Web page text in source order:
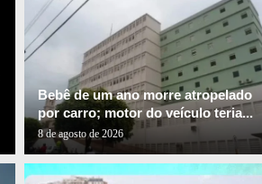
Bebê de um ano morre atropelado
por carro; motor do veículo teria...
8 de agosto de 2026